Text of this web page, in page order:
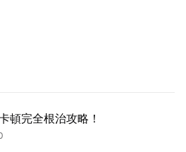
頓完全根治攻略！